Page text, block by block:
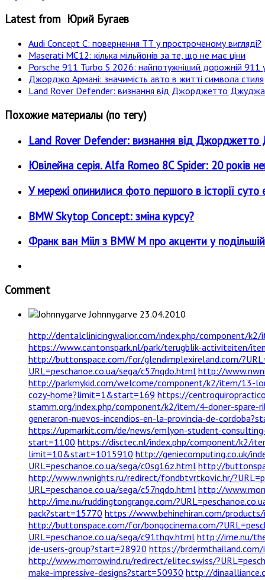
Latest from Юрий Бугаев
Audi Concept C: повернення ТТ у простроченому вигляді?
Maserati MC12: кілька мільйонів за те, що не має ціни
Porsche 911 Turbo S 2026: найпотужніший дорожній 911
Джорджо Армані: значимість авто в житті символа стиля
Land Rover Defender: визнання від Джорджетто
Похожие материалы (по тегу)
Land Rover Defender: визнання від
Ювілейна серія. Alfa Romeo 8C Spider: 20 років
У мережі опинилися фото першого в історії
BMW Skytop Concept: зміна курсу?
Франк ван Мііл з BMW M про акценти у подільшій
Comment
Johnnygarve 23.04.2010
http://dentalclinicingwalior.com/index.php/component/
https://www.cantonspark.nl/park/terugblik-activiteiten/
http://buttonspace.com/for/glendimplexireland.com/
URL=peschanoe.co.ua/sega/c57nqdo.html http://
http://parkmykid.com/welcome/component/k2/item/13-
cozy-home?limit=1&start=169 https://
stamm.org/index.php/component/k2/item/4-doner-spare-
generaron-nuevos-incendios-en-la-provincia-de-
https://upmarkit.com/de/news/emlyon-student-
start=1100 https://disctec.nl/index.php/component/k2/
limit=10&start=1015910 http://geniecomputing.co.uk/
URL=peschanoe.co.ua/sega/c0sg16z.html http://
http://www.nwnights.ru/redirect/fondbtvrtkovic.hr/
URL=peschanoe.co.ua/sega/c57nqdo.html http://
http://ime.nu/ruddingtongrange.com/
pack?start=15770 https://www.behinehiran.com/
http://buttonspace.com/for/bongocinema.com/
URL=peschanoe.co.ua/sega/c91thqv.html http://ime.nu/
jde-users-group?start=28920 https://
http://www.morrowind.ru/redirect/elitec.swiss/
make-impressive-designs?start=50930 http://